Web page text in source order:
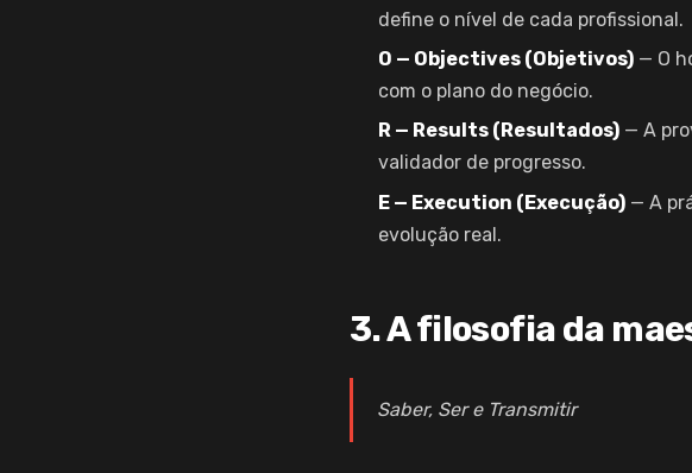
define o nível de cada profissional.
O — Objectives (Objetivos)— O
com o plano do negócio.
R — Results (Resultados)— A
validador de progresso.
E — Execution (Execução)— A
evolução real.
3. A filosofia da
Saber, Ser e Transmitir